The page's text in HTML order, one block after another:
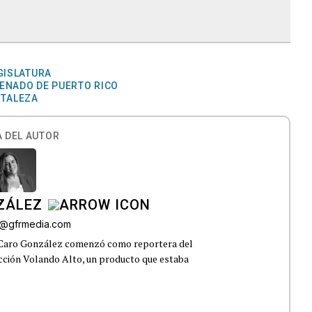
DE PUERTO RICO
DEL AUTOR
González comenzó como reportera del
Volando Alto, un producto que estaba